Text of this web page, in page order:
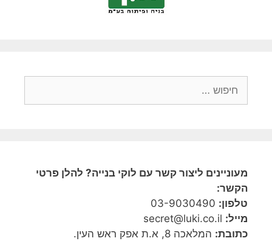
מעוניינים ליצור קשר עם לוקי בנייה? להלן פרטי
הקשר:
טלפון:
מייל:
כתובת: המלאכה 8, א.ת אפק ראש העין.